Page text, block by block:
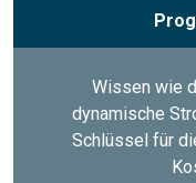
Wissen wie
dynamische
Schlüssel für